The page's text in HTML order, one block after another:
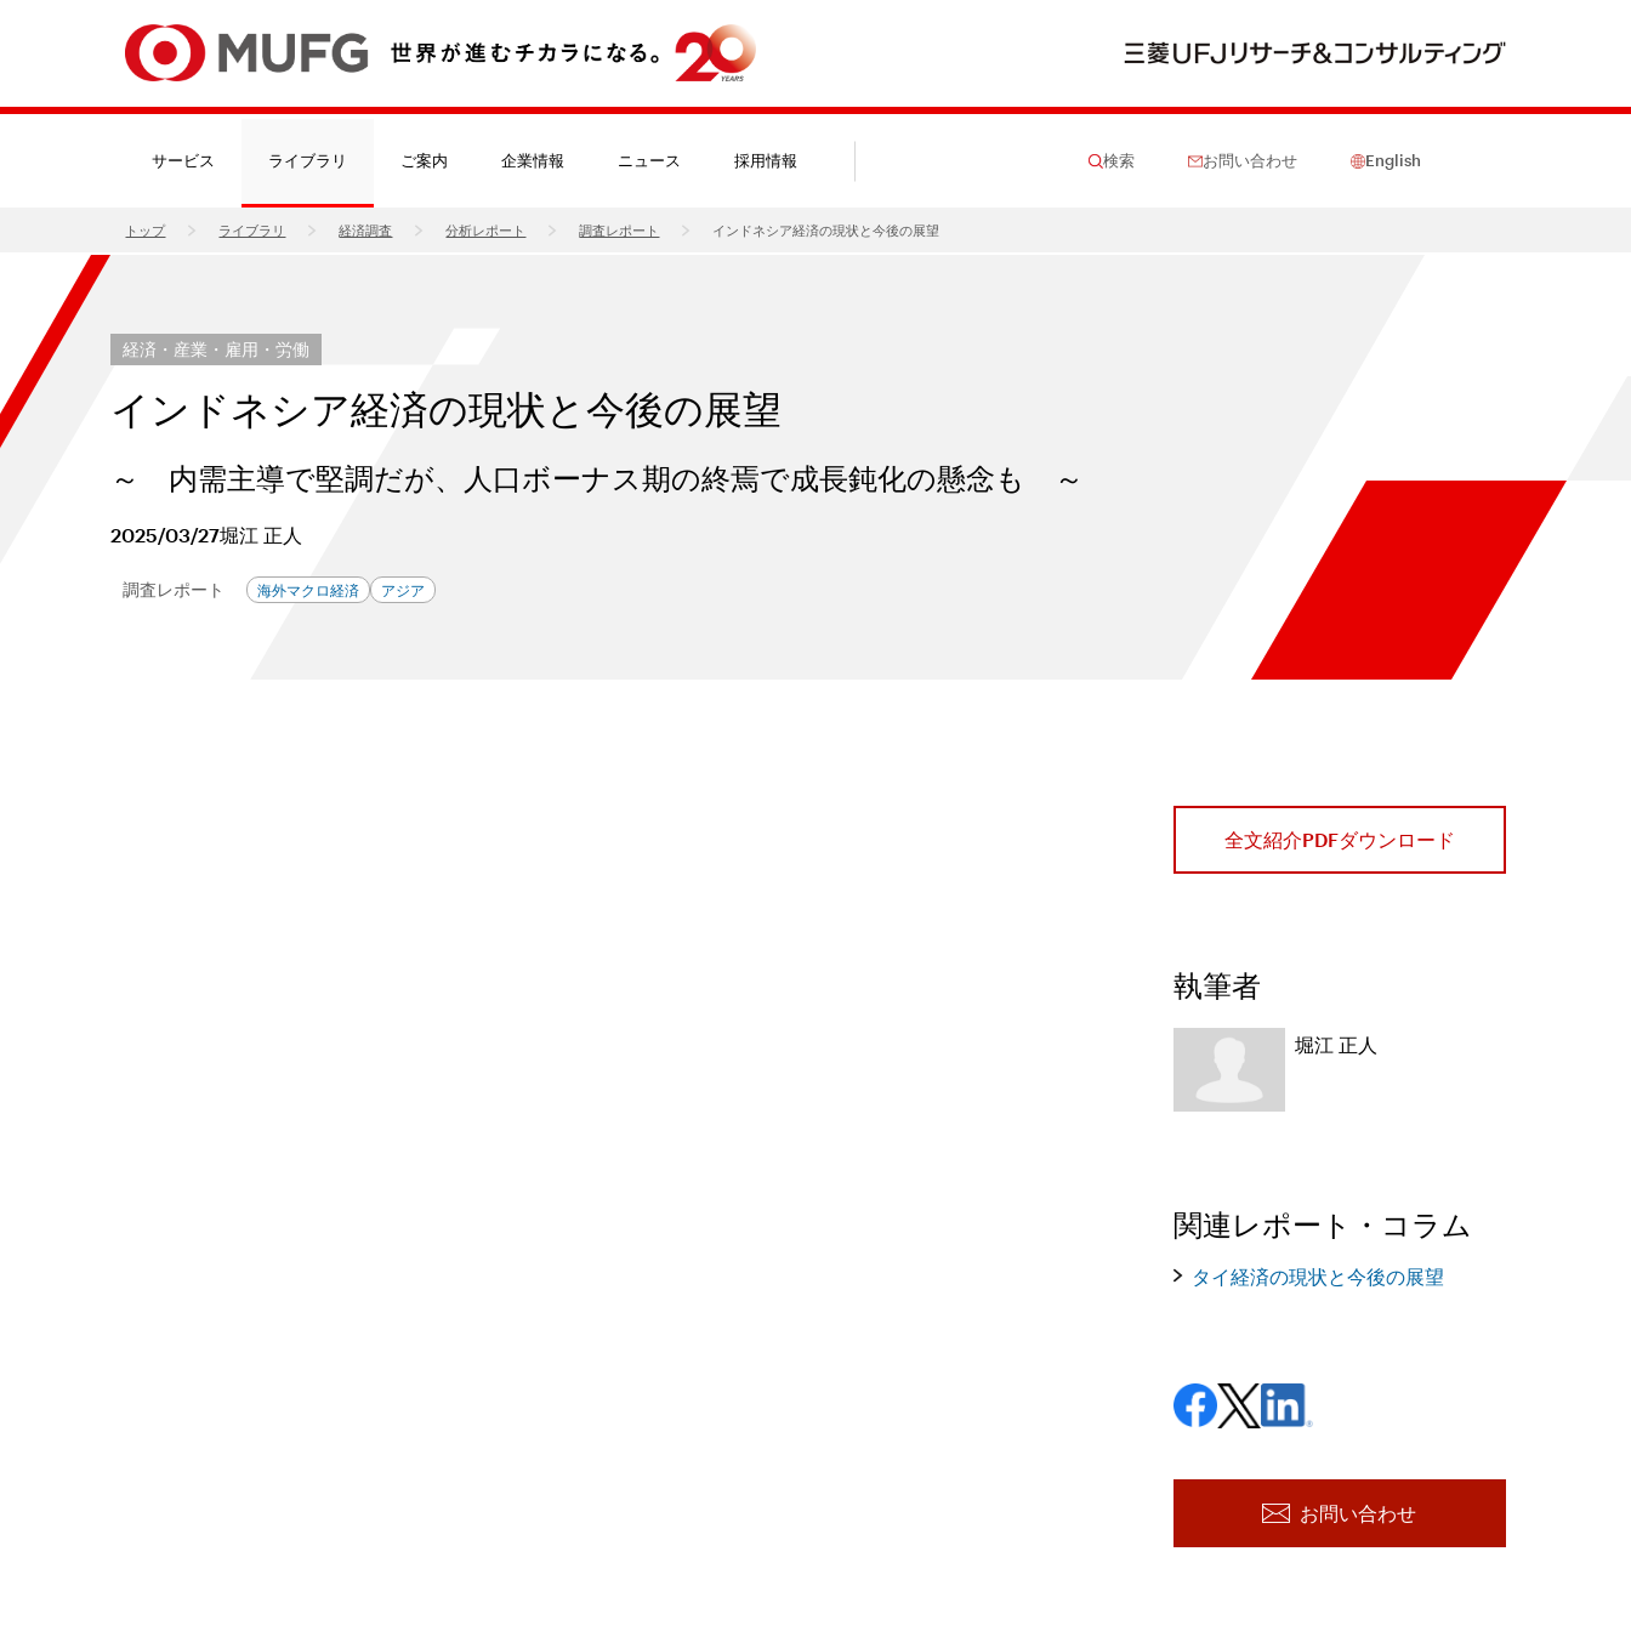
サービス ライブラリ ご案内 企業情報 ニュース 採用情報 検索 お問い合わせ English
トップ ライブラリ 経済調査 分析レポート 調査レポート インドネシア経済の現状と今後の展望
経済・産業・雇用・労働
インドネシア経済の現状と今後の展望
～ 内需主導で堅調だが、人口ボーナス期の終焉で成長鈍化の懸念も ～
2025/03/27堀江 正人
調査レポート 海外マクロ経済 アジア
全文紹介PDFダウンロード
執筆者
堀江 正人
関連レポート・コラム
タイ経済の現状と今後の展望
お問い合わせ